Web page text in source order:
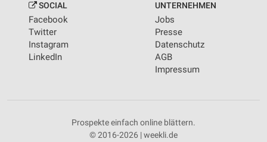
SOCIAL
Facebook
Twitter
Instagram
LinkedIn
UNTERNEHMEN
Jobs
Presse
Datenschutz
AGB
Impressum
Prospekte einfach online blättern.
© 2016-2026 | weekli.de